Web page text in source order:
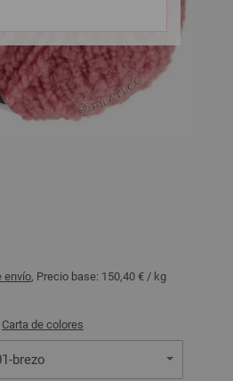
envío, Precio base: 150,40 € / kg
Carta de colores
brezo